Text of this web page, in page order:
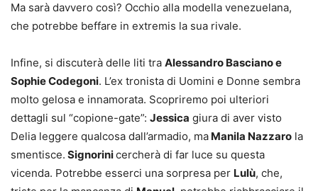
Ma sarà davvero così? Occhio alla modella venezuelana,
che potrebbe beffare in extremis la sua rivale.
Infine, si discuterà delle liti tra Alessandro Basciano e
Sophie Codegoni. L’ex tronista di Uomini e Donne sembra
molto gelosa e innamorata. Scopriremo poi ulteriori
dettagli sul “copione-gate”: Jessica giura di aver visto
Delia leggere qualcosa dall’armadio, ma Manila Nazzaro la
smentisce. Signorinicercherà di far luce su questa
vicenda. Potrebbe esserci una sorpresa per Lulù, che,